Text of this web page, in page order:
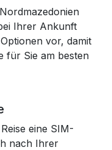
Ihrer Ankunft
vor, damit
für Sie am besten
eine SIM-
nach Ihrer